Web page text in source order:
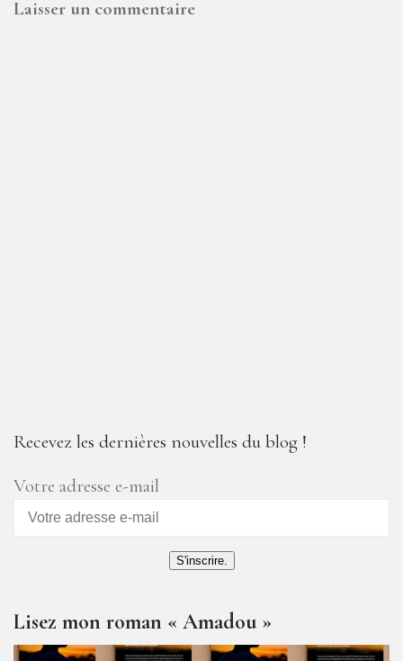
Laisser un commentaire
Recevez les dernières nouvelles du blog !
Votre adresse e-mail
S'inscrire.
Lisez mon roman « Amadou »